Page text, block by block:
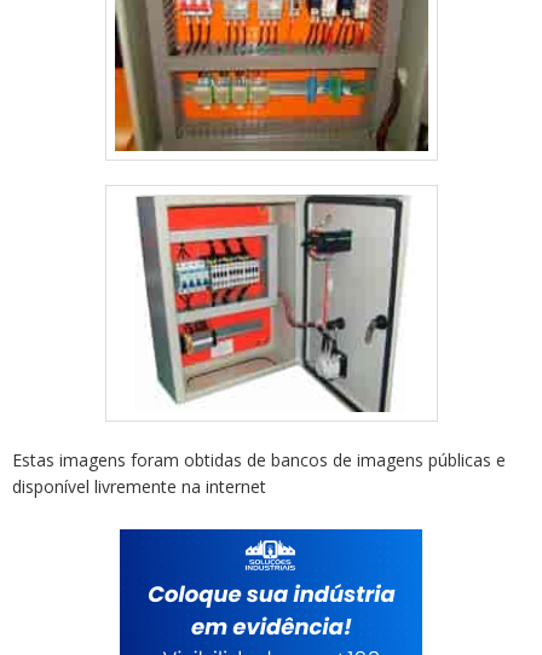
Estas imagens foram obtidas de bancos de imagens públicas e
disponível livremente na internet